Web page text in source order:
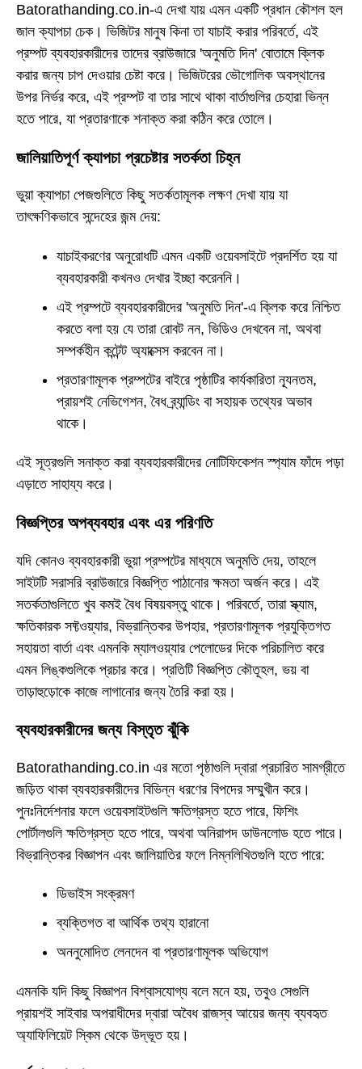
Batorathanding.co.in-এ দেখা যায় এমন একটি প্রধান কৌশল হল
জাল ক্যাপচা চেক। ভিজিটর মানুষ কিনা তা যাচাই করার পরিবর্তে, এই
প্রম্পট ব্যবহারকারীদের তাদের ব্রাউজারে 'অনুমতি দিন' বোতামে ক্লিক
করার জন্য চাপ দেওয়ার চেষ্টা করে। ভিজিটরের ভৌগোলিক অবস্থানের
উপর নির্ভর করে, এই প্রম্পট বা তার সাথে থাকা বার্তাগুলির চেহারা ভিন্ন
হতে পারে, যা প্রতারণাকে শনাক্ত করা কঠিন করে তোলে।
জালিয়াতিপূর্ণ ক্যাপচা প্রচেষ্টার সতর্কতা চিহ্ন
ভুয়া ক্যাপচা পেজগুলিতে কিছু সতর্কতামূলক লক্ষণ দেখা যায় যা
তাৎক্ষণিকভাবে সন্দেহের জন্ম দেয়:
যাচাইকরণের অনুরোধটি এমন একটি ওয়েবসাইটে প্রদর্শিত হয় যা
ব্যবহারকারী কখনও দেখার ইচ্ছা করেননি।
এই প্রম্পটে ব্যবহারকারীদের 'অনুমতি দিন'-এ ক্লিক করে নিশ্চিত
করতে বলা হয় যে তারা রোবট নন, ভিডিও দেখবেন না, অথবা
সম্পর্কহীন কন্টেন্ট অ্যাক্সেস করবেন না।
প্রতারণামূলক প্রম্পটের বাইরে পৃষ্ঠাটির কার্যকারিতা ন্যূনতম,
প্রায়শই নেভিগেশন, বৈধ ব্র্যান্ডিং বা সহায়ক তথ্যের অভাব
থাকে।
এই সূত্রগুলি সনাক্ত করা ব্যবহারকারীদের নোটিফিকেশন স্প্যাম ফাঁদে পড়া
এড়াতে সাহায্য করে।
বিজ্ঞপ্তির অপব্যবহার এবং এর পরিণতি
যদি কোনও ব্যবহারকারী ভুয়া প্রম্পটের মাধ্যমে অনুমতি দেয়, তাহলে
সাইটটি সরাসরি ব্রাউজারে বিজ্ঞপ্তি পাঠানোর ক্ষমতা অর্জন করে। এই
সতর্কতাগুলিতে খুব কমই বৈধ বিষয়বস্তু থাকে। পরিবর্তে, তারা স্ক্যাম,
ক্ষতিকারক সফ্টওয়্যার, বিভ্রান্তিকর উপহার, প্রতারণামূলক প্রযুক্তিগত
সহায়তা বার্তা এবং এমনকি ম্যালওয়্যার পেলোডের দিকে পরিচালিত করে
এমন লিঙ্কগুলিকে প্রচার করে। প্রতিটি বিজ্ঞপ্তি কৌতূহল, ভয় বা
তাড়াহুড়োকে কাজে লাগানোর জন্য তৈরি করা হয়।
ব্যবহারকারীদের জন্য বিস্তৃত ঝুঁকি
Batorathanding.co.in এর মতো পৃষ্ঠাগুলি দ্বারা প্রচারিত সামগ্রীতে
জড়িত থাকা ব্যবহারকারীদের বিভিন্ন ধরণের বিপদের সম্মুখীন করে।
পুনঃনির্দেশনার ফলে ওয়েবসাইটগুলি ক্ষতিগ্রস্ত হতে পারে, ফিশিং
পোর্টালগুলি ক্ষতিগ্রস্ত হতে পারে, অথবা অনিরাপদ ডাউনলোড হতে পারে।
বিভ্রান্তিকর বিজ্ঞাপন এবং জালিয়াতির ফলে নিম্নলিখিতগুলি হতে পারে:
ডিভাইস সংক্রমণ
ব্যক্তিগত বা আর্থিক তথ্য হারানো
অননুমোদিত লেনদেন বা প্রতারণামূলক অভিযোগ
এমনকি যদি কিছু বিজ্ঞাপন বিশ্বাসযোগ্য বলে মনে হয়, তবুও সেগুলি
প্রায়শই সাইবার অপরাধীদের দ্বারা অবৈধ রাজস্ব আয়ের জন্য ব্যবহৃত
অ্যাফিলিয়েট স্কিম থেকে উদ্ভূত হয়।